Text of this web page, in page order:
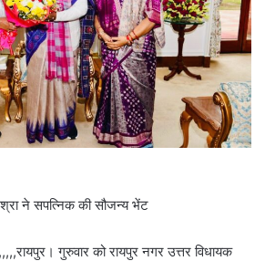
ने सपत्निक की सौजन्य भेंट
गुरुवार को रायपुर नगर उत्तर विधायक